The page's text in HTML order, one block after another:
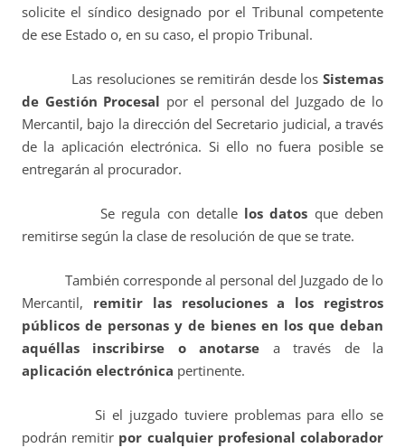
solicite el síndico designado por el Tribunal competente
de ese Estado o, en su caso, el propio Tribunal.
Las resoluciones se remitirán desde losSistemas
de Gestión Procesal por el personal del Juzgado de lo
Mercantil, bajo la dirección del Secretario judicial, a través
de la aplicación electrónica. Si ello no fuera posible se
entregarán al procurador.
Se regula con detalle los datos que deben
remitirse según la clase de resolución de que se trate.
También corresponde al personal del Juzgado de lo
Mercantil, remitir las resoluciones a los registros
públicos de personas y de bienes en los que deban
aquéllas inscribirse o anotarse a través de la
aplicación electrónica pertinente.
Si el juzgado tuviere problemas para ello se
podrán remitir por cualquier profesional colaborador